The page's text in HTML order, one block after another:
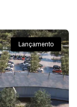
Lançamento